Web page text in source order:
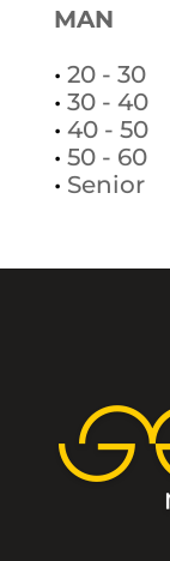
MAN
• 20 - 30
• 30 - 40
• 40 - 50
• 50 - 60
• Senior